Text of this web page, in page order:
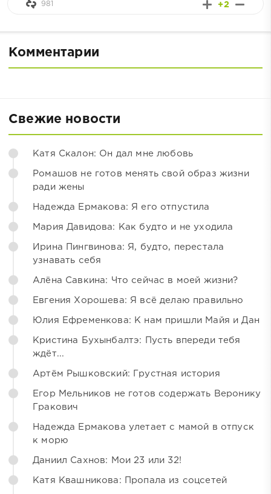
+2
981
Комментарии
Свежие новости
Катя Скалон: Он дал мне любовь
Ромашов не готов менять свой образ жизни
ради жены
Надежда Ермакова: Я его отпустила
Мария Давидова: Как будто и не уходила
Ирина Пингвинова: Я, будто, перестала
узнавать себя
Алёна Савкина: Что сейчас в моей жизни?
Евгения Хорошева: Я всё делаю правильно
Юлия Ефременкова: К нам пришли Майя и Дан
Кристина Бухынбалтэ: Пусть впереди тебя
ждёт...
Артём Рышковский: Грустная история
Егор Мельников не готов содержать Веронику
Гракович
Надежда Ермакова улетает с мамой в отпуск
к морю
Даниил Сахнов: Мои 23 или 32!
Катя Квашникова: Пропала из соцсетей